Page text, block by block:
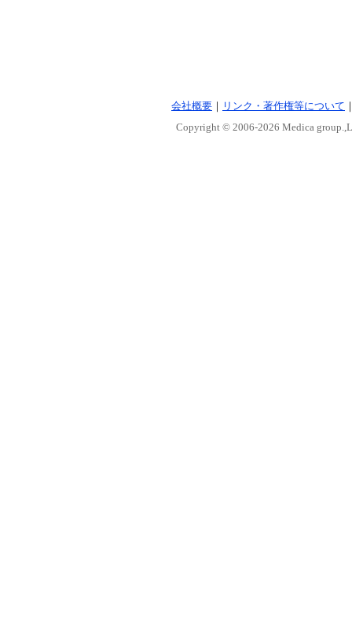
会社概要 ｜ リンク・著作権等について
Copyright © 2006-2026 Medica